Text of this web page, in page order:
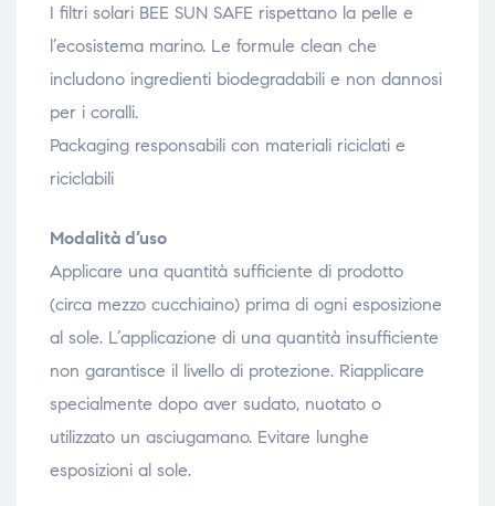
I filtri solari BEE SUN SAFE rispettano la pelle e
l’ecosistema marino. Le formule clean che
includono ingredienti biodegradabili e non dannosi
per i coralli.
Packaging responsabili con materiali riciclati e
riciclabili
Modalità d’uso
Applicare una quantità sufficiente di prodotto
(circa mezzo cucchiaino) prima di ogni esposizione
al sole. L’applicazione di una quantità insufficiente
non garantisce il livello di protezione. Riapplicare
specialmente dopo aver sudato, nuotato o
utilizzato un asciugamano. Evitare lunghe
esposizioni al sole.